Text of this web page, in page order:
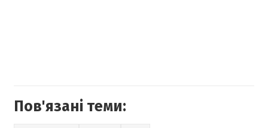
Пов'язані теми: